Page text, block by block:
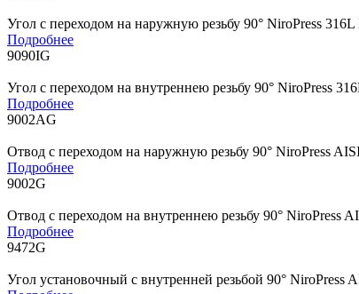
Угол с переходом на наружную резьбу 90° NiroPress
Подробнее
9090IG
Угол с переходом на внутреннею резьбу 90° NiroPress
Подробнее
9002AG
Отвод с переходом на наружную резьбу 90° NiroPress
Подробнее
9002G
Отвод с переходом на внутреннею резьбу 90° NiroPress
Подробнее
9472G
Угол установочный с внутренней резьбой 90°